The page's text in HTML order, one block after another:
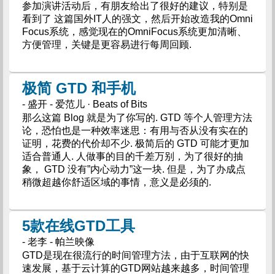
参加演讲活动后，有朋友给出了很好的建议，特别是
看到了 这篇国外IT人的强文，然后开始改造我的Omni
Focus系统，感觉现在的OmniFocus系统更加清晰、
方便管理，关键是更容易进行每周回顾.
极简 GTD 和手机
- 盛开 - 爱范儿 · Beats of Bits
那么这篇 Blog 就是为了你写的. GTD 等个人管理方法
论，恐怕也是一种效率迷思：有用与否从没有实在的
证明，花费的代价却不少. 极简后的 GTD 可能才更加
适合普通人. 人做事的目的千差万别，为了很好的抽
象， GTD 没有”内心动力”这一块. 但是，为了办成点
稍微超越你舒适区域的事情，意义是必须的.
5款在线GTD工具
- 老李 - 帕兰映像
GTD是现在很流行的时间管理方法，由于互联网的快
速发展，基于云计算的GTD网站越来越多，时间管理